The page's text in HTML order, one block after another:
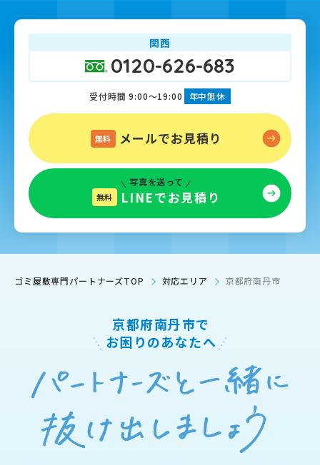
関西
0120-626-683
受付時間 9:00～19:00 年中無休
無料 メールでお見積り
写真を送って
無料 LINEでお見積り
ゴミ屋敷専門パートナーズTOP 対応エリア 京都府南丹市
京都府南丹市で
お困りのあなたへ